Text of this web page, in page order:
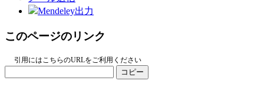
Mendeley出力
このページのリンク
引用にはこちらのURLをご利用ください
コピー